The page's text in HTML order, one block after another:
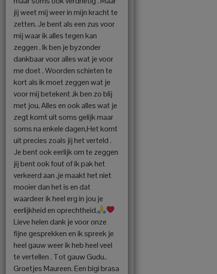
jij weet mij weer in mijn kracht te
zetten. Je bent als een zus voor
mij waar ik alles tegen kan
zeggen . Ik ben je byzonder
dankbaar voor alles wat je voor
me doet . Woorden schieten te
kort als ik moet zeggen wat je
voor mij betekent ,ik ben zo blij
met jou, Alles en ook alles wat je
zegt komt uit soms gelijk maar
soms na enkele dagen,Het komt
uit precies zoals jij het verteld .
Je bent ook eerlijk om te zeggen
jij bent ook fout of ik pak het
verkeerd aan ,je maakt het niet
mooier dan het is en dat
waardeer ik heel erg in jou je
eerlijkheid en oprechtheid.
Lieve helen dank je voor onze
fijne gesprekken en ik spreek je
heel gauw weer ik heb heel veel
te vertellen . Tot gauw Gudu..
Groetjes Maureen. Een bigi brasa